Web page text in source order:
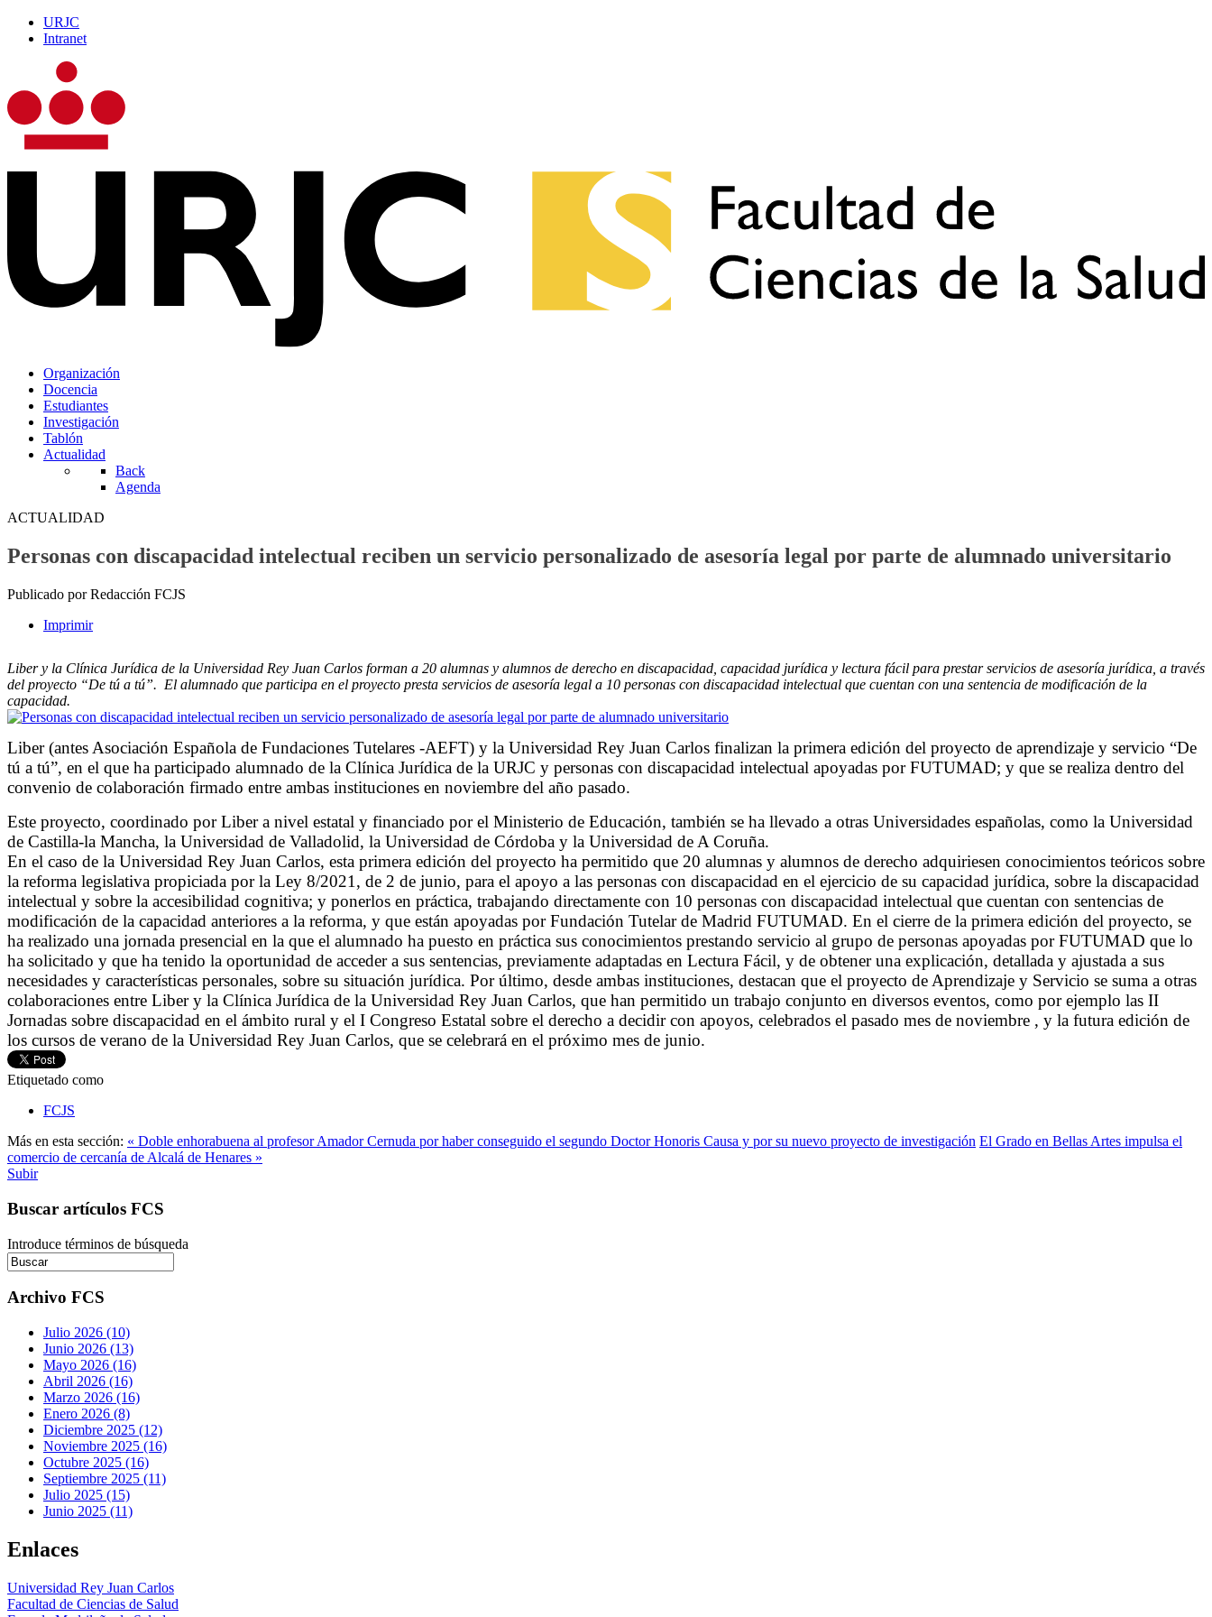
URJC
Intranet
Organización
Docencia
Estudiantes
Investigación
Tablón
Actualidad
Back
Agenda
ACTUALIDAD
Personas con discapacidad intelectual reciben un servicio personalizado de asesoría legal por parte de alumnado universitario
Publicado por Redacción FCJS
Imprimir
Liber y la Clínica Jurídica de la Universidad Rey Juan Carlos forman a 20 alumnas y alumnos de derecho en discapacidad, capacidad jurídica y lectura fácil para prestar servicios de asesoría jurídica, a través
del proyecto “De tú a tú”. El alumnado que participa en el proyecto presta servicios de asesoría legal a 10 personas con discapacidad intelectual que cuentan con una sentencia de modificación de la
capacidad.
Liber (antes Asociación Española de Fundaciones Tutelares -AEFT) y la Universidad Rey Juan Carlos finalizan la primera edición del proyecto de aprendizaje y servicio “De
tú a tú”, en el que ha participado alumnado de la Clínica Jurídica de la URJC y personas con discapacidad intelectual apoyadas por FUTUMAD; y que se realiza dentro del
convenio de colaboración firmado entre ambas instituciones en noviembre del año pasado.
Este proyecto, coordinado por Liber a nivel estatal y financiado por el Ministerio de Educación, también se ha llevado a otras Universidades españolas, como la Universidad
de Castilla-la Mancha, la Universidad de Valladolid, la Universidad de Córdoba y la Universidad de A Coruña.
En el caso de la Universidad Rey Juan Carlos, esta primera edición del proyecto ha permitido que 20 alumnas y alumnos de derecho adquiriesen conocimientos teóricos sobre
la reforma legislativa propiciada por la Ley 8/2021, de 2 de junio, para el apoyo a las personas con discapacidad en el ejercicio de su capacidad jurídica, sobre la discapacidad
intelectual y sobre la accesibilidad cognitiva; y ponerlos en práctica, trabajando directamente con 10 personas con discapacidad intelectual que cuentan con sentencias de
modificación de la capacidad anteriores a la reforma, y que están apoyadas por Fundación Tutelar de Madrid FUTUMAD. En el cierre de la primera edición del proyecto, se
ha realizado una jornada presencial en la que el alumnado ha puesto en práctica sus conocimientos prestando servicio al grupo de personas apoyadas por FUTUMAD que lo
ha solicitado y que ha tenido la oportunidad de acceder a sus sentencias, previamente adaptadas en Lectura Fácil, y de obtener una explicación, detallada y ajustada a sus
necesidades y características personales, sobre su situación jurídica. Por último, desde ambas instituciones, destacan que el proyecto de Aprendizaje y Servicio se suma a otras
colaboraciones entre Liber y la Clínica Jurídica de la Universidad Rey Juan Carlos, que han permitido un trabajo conjunto en diversos eventos, como por ejemplo las II
Jornadas sobre discapacidad en el ámbito rural y el I Congreso Estatal sobre el derecho a decidir con apoyos, celebrados el pasado mes de noviembre , y la futura edición de
los cursos de verano de la Universidad Rey Juan Carlos, que se celebrará en el próximo mes de junio.
Etiquetado como
FCJS
Más en esta sección: « Doble enhorabuena al profesor Amador Cernuda por haber conseguido el segundo Doctor Honoris Causa y por su nuevo proyecto de investigación El Grado en Bellas Artes impulsa el
comercio de cercanía de Alcalá de Henares »
Subir
Buscar artículos FCS
Introduce términos de búsqueda
Archivo FCS
Julio 2026 (10)
Junio 2026 (13)
Mayo 2026 (16)
Abril 2026 (16)
Marzo 2026 (16)
Enero 2026 (8)
Diciembre 2025 (12)
Noviembre 2025 (16)
Octubre 2025 (16)
Septiembre 2025 (11)
Julio 2025 (15)
Junio 2025 (11)
Enlaces
Universidad Rey Juan Carlos
Facultad de Ciencias de Salud